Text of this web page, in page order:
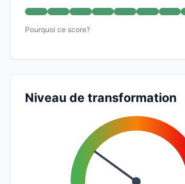
Pourquoi ce score?
Niveau de transformation